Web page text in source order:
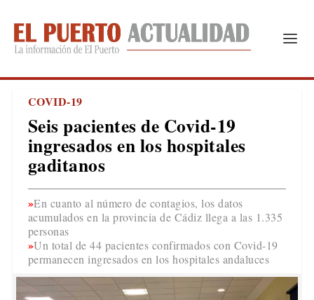
COVID-19
Seis pacientes de Covid-19
ingresados en los hospitales
gaditanos
En cuanto al número de contagios, los datos
acumulados en la provincia de Cádiz llega a las 1.335
personas
Un total de 44 pacientes confirmados con Covid-19
permanecen ingresados en los hospitales andaluces